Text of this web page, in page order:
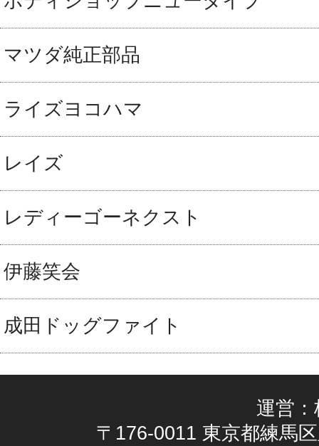
マツダ純正部品
ライズヨコハマ
レイズ
レディーゴーネクスト
伊藤笑会
成田ドッグファイト
運営
〒176-0011 東京都練馬